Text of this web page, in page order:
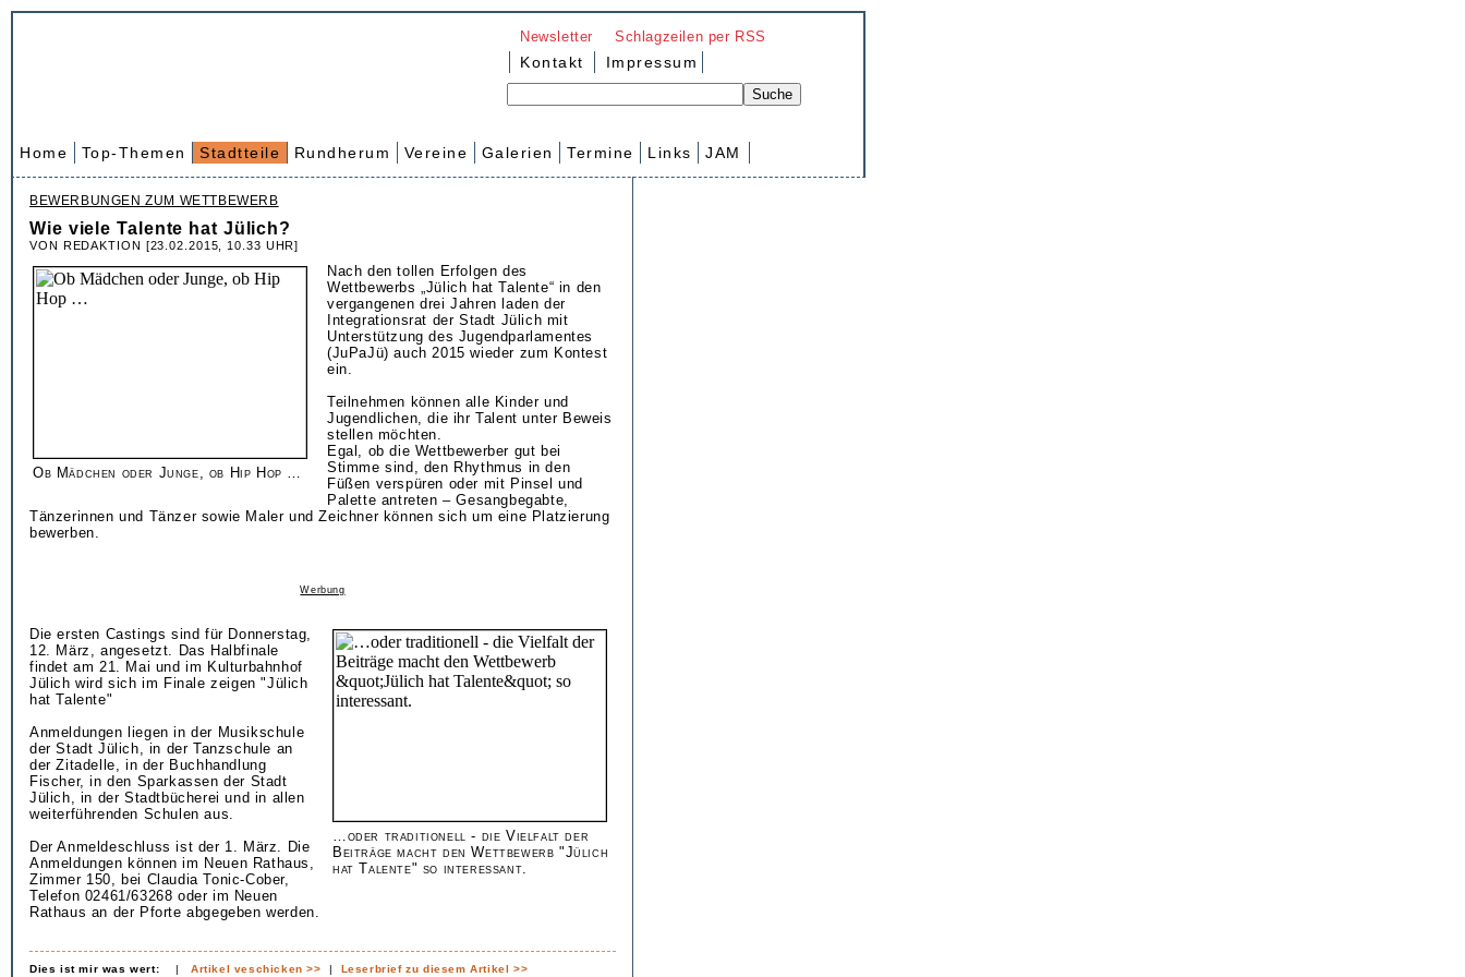
Newsletter Schlagzeilen per RSS
Kontakt Impressum
Home Top-Themen Stadtteile Rundherum Vereine Galerien Termine Links JAM
BEWERBUNGEN ZUM WETTBEWERB
Wie viele Talente hat Jülich?
VON REDAKTION [23.02.2015, 10.33 UHR]
Ob Mädchen oder Junge, ob Hip Hop …
Nach den tollen Erfolgen des
Wettbewerbs „Jülich hat Talente“ in den
vergangenen drei Jahren laden der
Integrationsrat der Stadt Jülich mit
Unterstützung des Jugendparlamentes
(JuPaJü) auch 2015 wieder zum Kontest
ein.
Teilnehmen können alle Kinder und
Jugendlichen, die ihr Talent unter Beweis
stellen möchten.
Egal, ob die Wettbewerber gut bei
Stimme sind, den Rhythmus in den
Füßen verspüren oder mit Pinsel und
Palette antreten – Gesangbegabte,
Tänzerinnen und Tänzer sowie Maler und Zeichner können sich um eine Platzierung
bewerben.
Werbung
…oder traditionell - die Vielfalt der
Beiträge macht den Wettbewerb "Jülich
hat Talente" so interessant.
Die ersten Castings sind für Donnerstag,
12. März, angesetzt. Das Halbfinale
findet am 21. Mai und im Kulturbahnhof
Jülich wird sich im Finale zeigen "Jülich
hat Talente"
Anmeldungen liegen in der Musikschule
der Stadt Jülich, in der Tanzschule an
der Zitadelle, in der Buchhandlung
Fischer, in den Sparkassen der Stadt
Jülich, in der Stadtbücherei und in allen
weiterführenden Schulen aus.
Der Anmeldeschluss ist der 1. März. Die
Anmeldungen können im Neuen Rathaus,
Zimmer 150, bei Claudia Tonic-Cober,
Telefon 02461/63268 oder im Neuen
Rathaus an der Pforte abgegeben werden.
Dies ist mir was wert: |Artikel veschicken >> | Leserbrief zu diesem Artikel >>